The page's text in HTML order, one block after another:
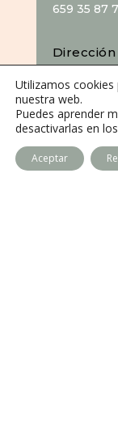
659 35 87
Dirección
C. Camino
Villalba,
Utilizamos
nuestra web.
Puedes aprender
desactivarlas en los
Aceptar